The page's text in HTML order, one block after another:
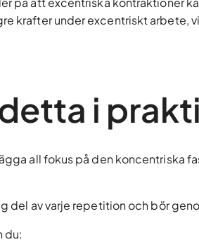
krafter under excentriskt arbete,
i
all fokus på den koncentriska
del av varje repetition och bör
du: